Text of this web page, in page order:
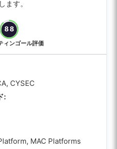
ます。
88
ィンゴール評価
CYSEC
:
MAC Platforms